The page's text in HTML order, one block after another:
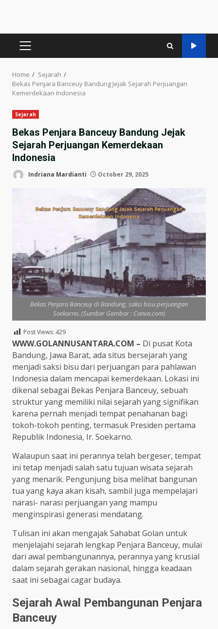
PRIMARY
Home
Sejarah
Bekas Penjara Banceuy Bandung Jejak Sejarah Perjuangan
Kemerdekaan Indonesia
Sejarah
Bekas Penjara Banceuy Bandung Jejak
Sejarah Perjuangan Kemerdekaan
Indonesia
Indriana Mardianti October 29, 2025
Bekas Penjara Banceuy di Bandung, saksi bisu perjuangan
Soekarno. (Sumber Gambar : Canva.com)
Post Views: 429
WWW.GOLANNUSANTARA.COM – Di pusat Kota
Bandung, Jawa Barat, ada situs bersejarah yang
menjadi saksi bisu dari perjuangan para pahlawan
Indonesia dalam mencapai kemerdekaan. Lokasi ini
dikenal sebagai Bekas Penjara Banceuy, sebuah
struktur yang memiliki nilai sejarah yang signifikan
karena pernah menjadi tempat penahanan bagi
tokoh-tokoh penting, termasuk Presiden pertama
Republik Indonesia, Ir. Soekarno.
Walaupun saat ini perannya telah bergeser, tempat
ini tetap menjadi salah satu tujuan wisata sejarah
yang menarik. Pengunjung bisa melihat bangunan
tua yang kaya akan kisah, sambil juga mempelajari
narasi- narasi perjuangan yang mampu
menginspirasi generasi mendatang.
Tulisan ini akan mengajak Sahabat Golan untuk
menjelajahi sejarah lengkap Penjara Banceuy, mulai
dari awal pembangunannya, perannya yang krusial
dalam sejarah gerakan nasional, hingga keadaan
saat ini sebagai cagar budaya.
Sejarah Awal Pembangunan Penjara
Banceuy